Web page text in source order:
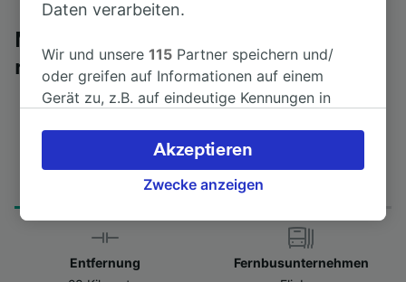
Mit dem Fernbus von Massa Centro
nach La Spezia Centrale
Erster und letzter Bus
17:20 - 17:20
Entfernung
Fernbusunternehmen
Daten verarbeiten.
Wir und unsere115 Partner speichern und/
oder greifen auf Informationen auf einem
Gerät zu, z.B. auf eindeutige Kennungen in
verarbeiten. Sie können Ihre Präferenzen
akzeptieren oder verwalten, einschließlich
Ihres Widerspruchsrechts bei berechtigtem
besuchen Sie jederzeit die Seite der
Datenschutzrichtlinie. Diese Präferenzen
werden unseren Partnern signalisiert und
Zwecke anzeigen
Akzeptieren